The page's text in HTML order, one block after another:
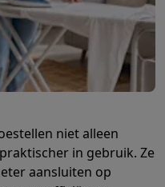
Houtskoolbarbecues
Waterfilterkannen
Pannenkoekenmakers
machines
Steelstofzuigers
Robotmaaiers
Tapijtreinigers
niet alleen
in gebruik. Ze
aansluiten op